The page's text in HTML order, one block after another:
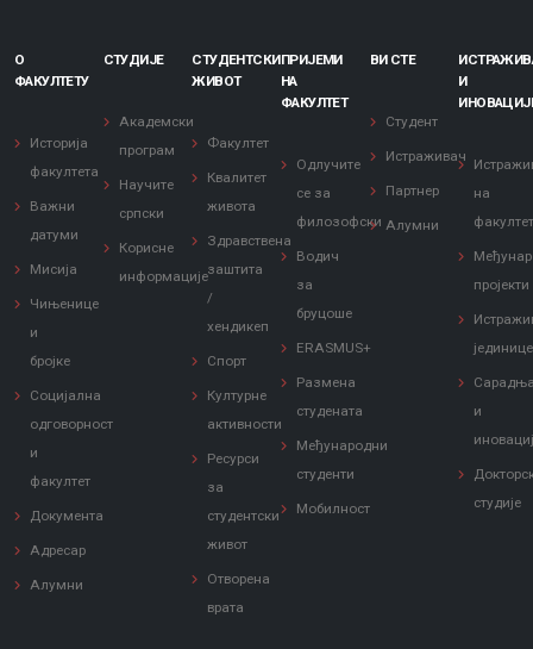
О
ФАКУЛТЕТУ
Историја
факултета
Важни
датуми
Мисија
Чињенице
и
бројке
Социјална
одговорност
и
факултет
Документа
Адресар
Алумни
СТУДИЈЕ
Академски
програм
Научите
српски
Корисне
информације
СТУДЕНТСКИ
ЖИВОТ
Факултет
Квалитет
живота
Здравствена
заштита
/
хендикеп
Спорт
Културне
активности
Ресурси
за
студентски
живот
Отворена
врата
ПРИЈЕМИ
НА
ФАКУЛТЕТ
Одлучите
се за
филозофски
Водич
за
бруцоше
ERASMUS+
Размена
студената
Међународни
студенти
Мобилност
ВИ СТЕ
Студент
Истраживач
Партнер
Алумни
И
на
пројекти
јединице
и
студије